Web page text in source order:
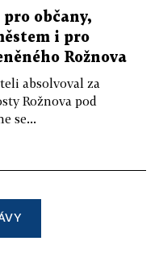
občany,
i pro
Rožnova
absolvoval za
Rožnova pod
se...